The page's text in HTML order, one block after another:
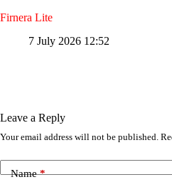
Firnera Lite
7 July 2026 12:52
Leave a Reply
Your email address will not be published.
Name*